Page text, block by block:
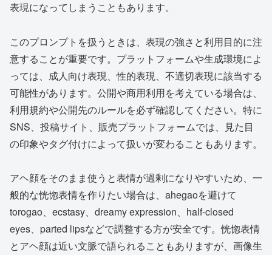
表現になってしまうこともあります。
このプロンプトを扱うときは、表現の強さと利用目的に注
意することが重要です。プラットフォームや生成環境によ
っては、成人向け表現、性的表現、不適切表現に該当する
可能性があります。公開や商用利用を考えている場合は、
利用規約や公開先のルールを必ず確認してください。特に
SNS、投稿サイト、販売プラットフォームでは、見た目
の印象やタグ付けによって扱いが変わることもあります。
アヘ顔をそのまま使うと表情が過剰になりやすいため、一
般的な恍惚表情を作りたい場合は、ahegaoを避けて
torogao、ecstasy、dreamy expression、half-closed
eyes、parted lipsなどで調整する方が安全です。恍惚表情
とアヘ顔は近い文脈で語られることもありますが、画像生